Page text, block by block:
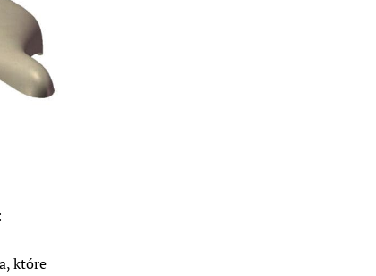
które